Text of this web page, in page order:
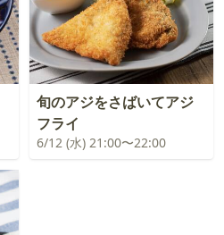
旬のアジをさばいてアジ
フライ
6/12 (水) 21:00〜22:00